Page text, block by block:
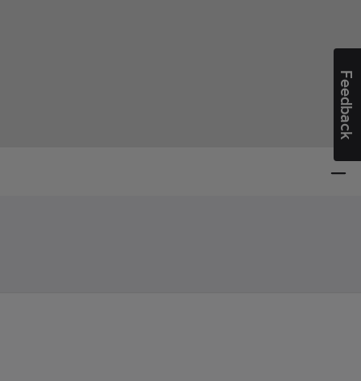
Feedback